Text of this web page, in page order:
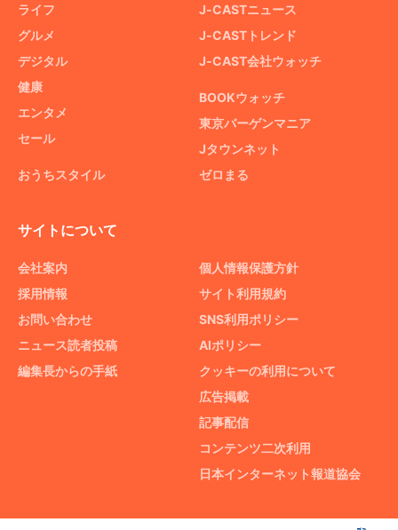
ライフ
グルメ
デジタル
健康
エンタメ
セール
おうちスタイル
J-CASTニュース
J-CASTトレンド
J-CAST会社ウォッチ
BOOKウォッチ
東京バーゲンマニア
Jタウンネット
ゼロまる
サイトについて
会社案内
採用情報
お問い合わせ
ニュース読者投稿
編集長からの手紙
個人情報保護方針
サイト利用規約
SNS利用ポリシー
AIポリシー
クッキーの利用について
広告掲載
記事配信
コンテンツ二次利用
日本インターネット報道協会